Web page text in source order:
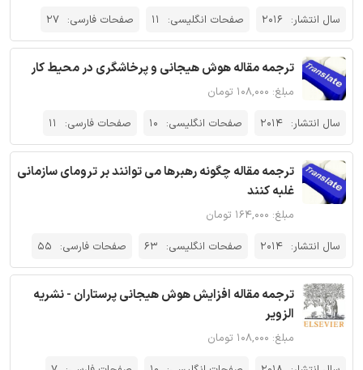
سال انتشار: 2016 صفحات انگلیسی: 11 صفحات فارسی: 27
ترجمه مقاله هوش هیجانی و پرخاشگری در محیط کار
مبلغ: ۱۰۸,۰۰۰ تومان
سال انتشار: 2014 صفحات انگلیسی: 10 صفحات فارسی: 11
ترجمه مقاله چگونه رهبرها می توانند بر ترومای سازمانی
غلبه کنند
مبلغ: ۱۶۴,۰۰۰ تومان
سال انتشار: 2014 صفحات انگلیسی: 63 صفحات فارسی: 55
ترجمه مقاله افزایش هوش هیجانی پرستاران - نشریه
الزویر
مبلغ: ۱۰۸,۰۰۰ تومان